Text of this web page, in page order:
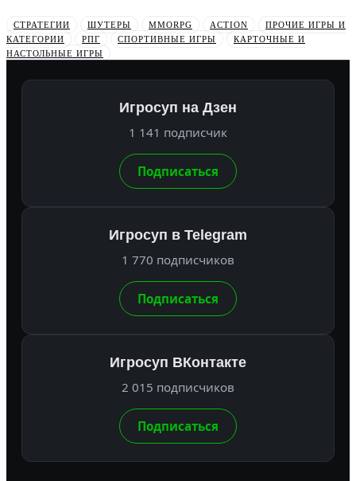
СТРАТЕГИИ ШУТЕРЫ MMORPG ACTION
ПРОЧИЕ ИГРЫ И
КАТЕГОРИИ
РПГ СПОРТИВНЫЕ ИГРЫ
КАРТОЧНЫЕ И
НАСТОЛЬНЫЕ ИГРЫ
Игросуп на Дзен
1 141 подписчик
Подписаться
Игросуп в Telegram
1 770 подписчиков
Подписаться
Игросуп ВКонтакте
2 015 подписчиков
Подписаться